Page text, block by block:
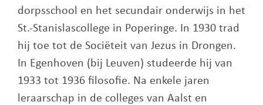
dorpsschool en het secundair onderwijs in het
St.-Stanislascollege in Poperinge. In 1930 trad
hij toe tot de Sociëteit van Jezus in Drongen.
In Egenhoven (bij Leuven) studeerde hij van
1933 tot 1936 filosofie. Na enkele jaren
leraarschap in de colleges van Aalst en